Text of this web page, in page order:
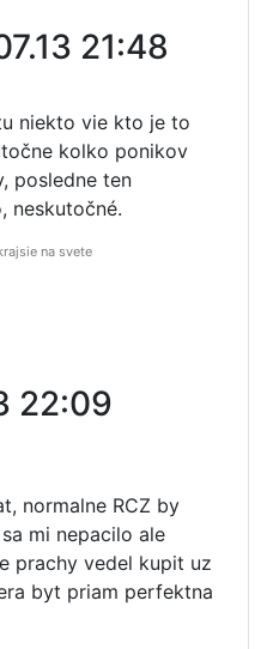
21:48
niekto vie kto je to
kolko ponikov
posledne ten
neskutočné.
na svete
22:09
normalne RCZ by
mi nepacilo ale
prachy vedel kupit uz
byt priam perfektna